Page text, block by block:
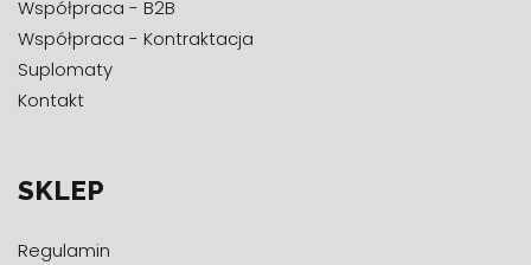
kola; witamina B6 (chlorowodorek pirydoksyny); miedź
(glukonian miedzi (II)); kwas hialuronowy (hialuronian
sodu); koenzym Q10; ekstrakt z ziela skrzypu polnego;
biotyna (D-biotyna); witamina D (cholekalcyferol);
witamina B12 (metylokobalamina); kwas foliowy (kwas
Współpraca - B2B
Współpraca - Kontraktacja
Suplomaty
Kontakt
SKLEP
Regulamin